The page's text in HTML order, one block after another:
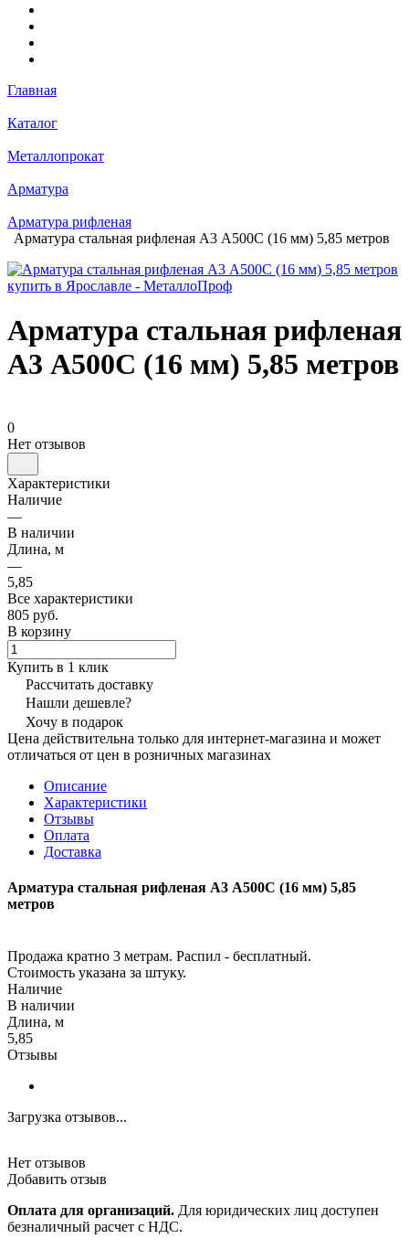
Главная
Каталог
Металлопрокат
Арматура
Арматура рифленая
Арматура стальная рифленая А3 А500С (16 мм) 5,85 метров
Арматура стальная рифленая
А3 А500С (16 мм) 5,85 метров
0
Нет отзывов
Характеристики
Наличие
—
В наличии
Длина, м
—
5,85
Все характеристики
805 руб.
В корзину
Купить в 1 клик
Рассчитать доставку
Нашли дешевле?
Хочу в подарок
Цена действительна только для интернет-магазина и может
отличаться от цен в розничных магазинах
Описание
Характеристики
Отзывы
Оплата
Доставка
Арматура стальная рифленая А3 А500С (16 мм) 5,85
метров
Продажа кратно 3 метрам. Распил - бесплатный.
Стоимость указана за штуку.
Наличие
В наличии
Длина, м
5,85
Отзывы
Загрузка отзывов...
Нет отзывов
Добавить отзыв
Оплата для организаций. Для юридических лиц доступен
безналичный расчет с НДС.